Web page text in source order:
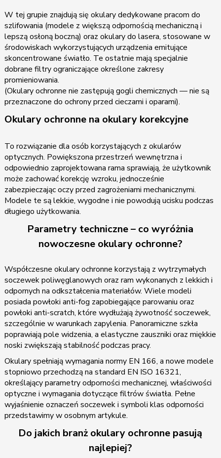
W tej grupie znajdują się okulary dedykowane pracom do
szlifowania (modele z większą odpornością mechaniczną i
lepszą osłoną boczną) oraz okulary do lasera, stosowane w
środowiskach wykorzystujących urządzenia emitujące
skoncentrowane światło. Te ostatnie mają specjalnie
dobrane filtry ograniczające określone zakresy
promieniowania.
(Okulary ochronne nie zastępują gogli chemicznych — nie są
przeznaczone do ochrony przed cieczami i oparami).
Okulary ochronne na okulary korekcyjne
To rozwiązanie dla osób korzystających z okularów
optycznych. Powiększona przestrzeń wewnętrzna i
odpowiednio zaprojektowana rama sprawiają, że użytkownik
może zachować korekcję wzroku, jednocześnie
zabezpieczając oczy przed zagrożeniami mechanicznymi.
Modele te są lekkie, wygodne i nie powodują ucisku podczas
długiego użytkowania.
Parametry techniczne – co wyróżnia
nowoczesne okulary ochronne?
Współczesne okulary ochronne korzystają z wytrzymałych
soczewek poliwęglanowych oraz ram wykonanych z lekkich i
odpornych na odkształcenia materiałów. Wiele modeli
posiada powłoki anti-fog zapobiegające parowaniu oraz
powłoki anti-scratch, które wydłużają żywotność soczewek,
szczególnie w warunkach zapylenia. Panoramiczne szkła
poprawiają pole widzenia, a elastyczne zauszniki oraz miękkie
noski zwiększają stabilność podczas pracy.
Okulary spełniają wymagania normy EN 166, a nowe modele
stopniowo przechodzą na standard EN ISO 16321,
określający parametry odporności mechanicznej, właściwości
optyczne i wymagania dotyczące filtrów światła. Pełne
wyjaśnienie oznaczeń soczewek i symboli klas odporności
przedstawimy w osobnym artykule.
Do jakich branż okulary ochronne pasują
najlepiej?